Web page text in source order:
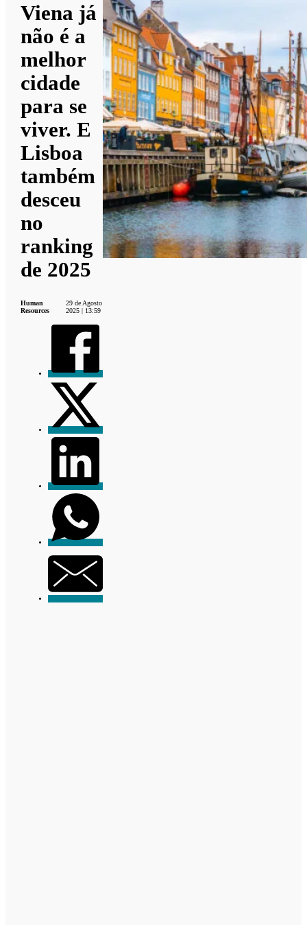
Viena já
não é a
melhor
cidade
para se
viver. E
Lisboa
também
desceu
no
ranking
de 2025
Human
Resources
29 de Agosto
2025 | 13:59